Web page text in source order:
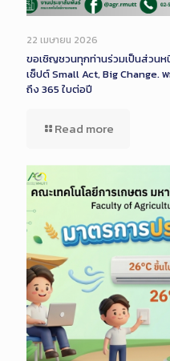
22 เมษายน 2026
ขอเชิญชวนทุกท่านร่วมเป็นส่วน
เซ็ปต์ Small Act, Big Change.
ถึง 365 ใบต่อปี
Read more